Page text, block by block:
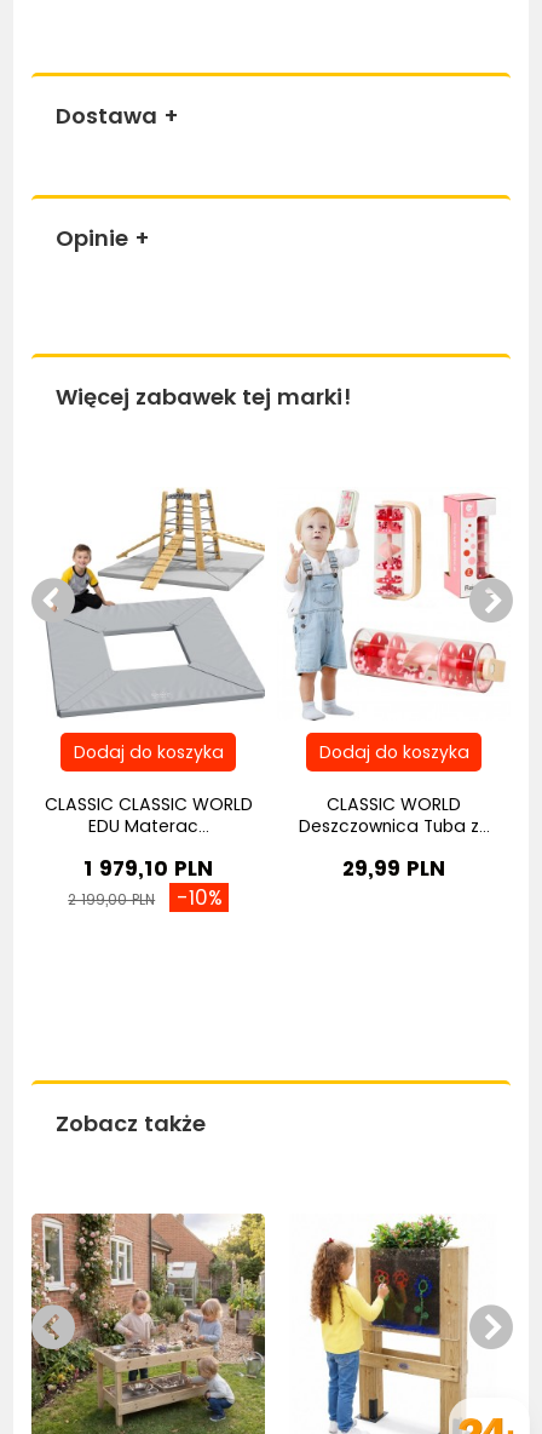
Dostawa +
Opinie +
Więcej zabawek tej marki!
CLASSIC CLASSIC WORLD
EDU Materac...
1 979,10 PLN
2 199,00 PLN -10%
CLASSIC WORLD
Deszczownica Tuba z...
29,99 PLN
Zobacz także